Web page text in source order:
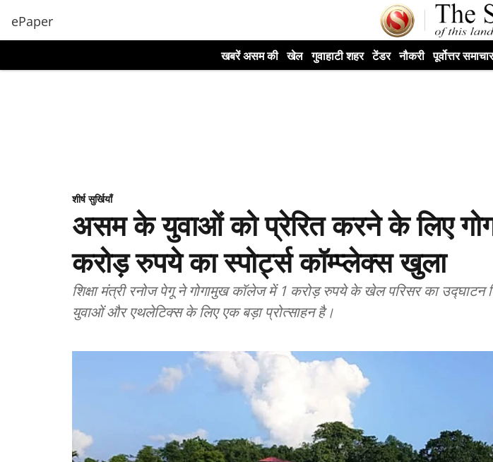
ePaper
खबरें असम की खेल गुवाहाटी शहर टेंडर नौकरी पूर्वोत्तर समाचार
शीर्ष सुर्खियाँ
असम के युवाओं को प्रेरित करने के लिए
करोड़ रुपये का स्पोर्ट्स कॉम्प्लेक्स खुला
शिक्षा मंत्री रनोज पेगू ने गोगामुख कॉलेज में 1 करोड़ रुपये के खेल परिसर का उद्घाटन
युवाओं और एथलेटिक्स के लिए एक बड़ा प्रोत्साहन है।